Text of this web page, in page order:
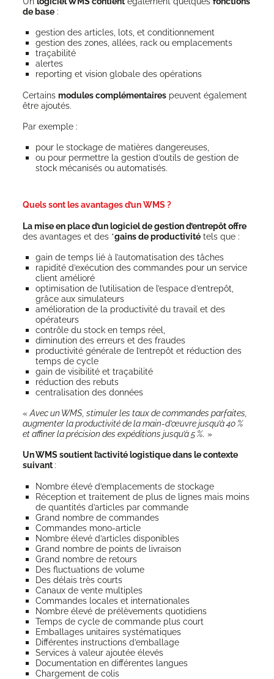
de base:
ges­tion des articles, lots, et conditionnement
ges­tion des zones, allées, rack ou emplacements
tra­ça­bi­li­té
alertes
repor­ting et vision glo­bale des opérations
Cer­tains modules com­plé­men­tairespeuvent éga­le­ment
être ajoutés.
Par exemple :
pour le sto­ckage de matières dangereuses,
ou pour per­mettre la ges­tion d’ou­tils de ges­tion de
stock méca­ni­sés ou automatisés.
Quels sont les avantages d’un WMS ?
La mise en place d’un logi­ciel de ges­tion d’entrepôt offre
des avan­tages et des *gains de pro­duc­ti­vi­tétels que :
gain de temps lié à l’automatisation des tâches
rapi­di­té d’exécution des com­mandes pour un ser­vice
client amélioré
opti­mi­sa­tion de l’u­ti­li­sa­tion de l’espace d’entrepôt,
grâce aux simulateurs
amé­lio­ra­tion de la pro­duc­ti­vi­té du tra­vail et des
opérateurs
contrôle du stock en temps réel,
dimi­nu­tion des erreurs et des fraudes
pro­duc­ti­vi­té géné­rale de l’entrepôt et réduc­tion des
temps de cycle
gain de visi­bi­li­té et traçabilité
réduc­tion des rebuts
cen­tra­li­sa­tion des données
«Avec un WMS, sti­mu­ler les taux de com­mandes par­faites,
aug­men­ter la pro­duc­ti­vi­té de la main-d’œuvre jus­qu’à 40 %
et affi­ner la pré­ci­sion des expé­di­tions jus­qu’à 5 %. »
Un WMS sou­tient l’ac­ti­vi­té logis­tique dans le contexte
sui­vant :
Nombre éle­vé d’emplacements de stockage
Récep­tion et trai­te­ment de plus de lignes mais moins
de quan­ti­tés d’articles par commande
Grand nombre de commandes
Com­mandes mono-article
Nombre éle­vé d’articles disponibles
Grand nombre de points de livraison
Grand nombre de retours
Des fluc­tua­tions de volume
Des délais très courts
Canaux de vente multiples
Com­mandes locales et internationales
Nombre éle­vé de pré­lè­ve­ments quotidiens
Temps de cycle de com­mande plus court
Embal­lages uni­taires systématiques
Dif­fé­rentes ins­truc­tions d’emballage
Ser­vices à valeur ajou­tée élevés
Docu­men­ta­tion en dif­fé­rentes langues
Char­ge­ment de colis